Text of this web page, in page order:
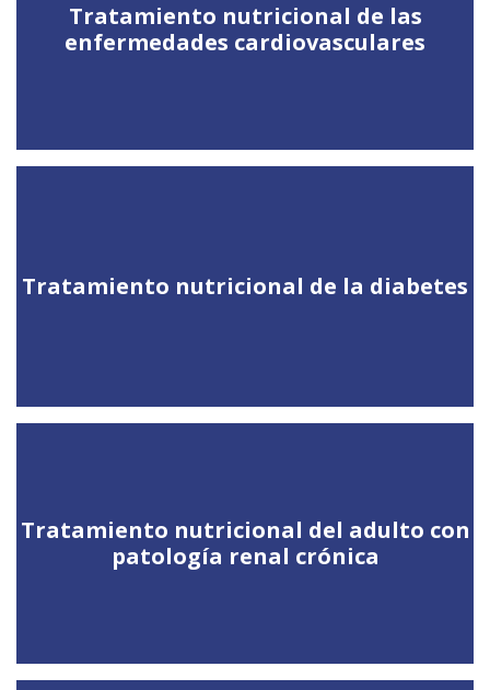
Tratamiento nutricional de las
enfermedades cardiovasculares
Tratamiento nutricional de la diabetes
Tratamiento nutricional del adulto con
patología renal crónica